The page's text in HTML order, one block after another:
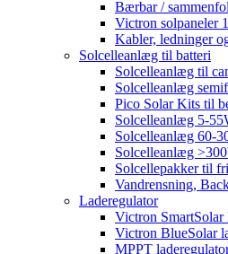
Bærbar /
Victron solpaneler
Kabler, ledninger
Solcelleanlæg til batteri
Solcelleanlæg til
Solcelleanlæg
Pico Solar Kits til
Solcelleanlæg 5-
Solcelleanlæg 60-
Solcelleanlæg
Solcellepakker til
Vandrensning,
Laderegulator
Victron
Victron BlueSolar
MPPT